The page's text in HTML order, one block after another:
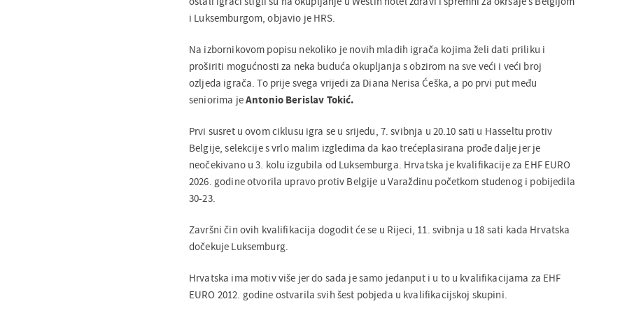
i Luksemburgom, objavio je HRS.
Na izbornikovom popisu nekoliko je novih mladih igrača kojima želi dati priliku i
proširiti mogućnosti za neka buduća okupljanja s obzirom na sve veći i veći broj
ozljeda igrača. To prije svega vrijedi za Diana Nerisa Ćeška, a po prvi put među
seniorima jeAntonio Berislav Tokić.
Prvi susret u ovom ciklusu igra se u srijedu, 7. svibnja u 20.10 sati u Hasseltu protiv
Belgije, selekcije s vrlo malim izgledima da kao trećeplasirana prođe dalje jer je
neočekivano u 3. kolu izgubila od Luksemburga. Hrvatska je kvalifikacije za EHF EURO
2026. godine otvorila upravo protiv Belgije u Varaždinu početkom studenog i pobijedila
30-23.
Završni čin ovih kvalifikacija dogodit će se u Rijeci, 11. svibnja u 18 sati kada Hrvatska
dočekuje Luksemburg.
Hrvatska ima motiv više jer do sada je samo jedanput i u to u kvalifikacijama za EHF
EURO 2012. godine ostvarila svih šest pobjeda u kvalifikacijskoj skupini.